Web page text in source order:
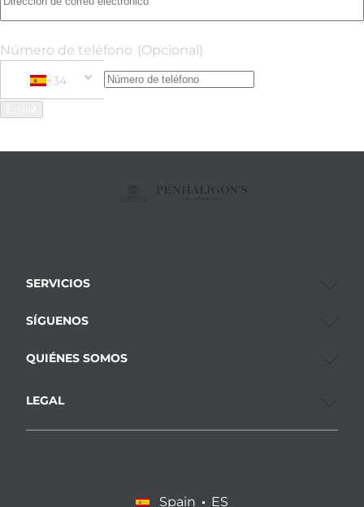
Número de teléfono (Opcional)
+34
+34 Spain (España)
Phone Number
SERVICIOS
SÍGUENOS
QUIÉNES SOMOS
LEGAL
Spain ES